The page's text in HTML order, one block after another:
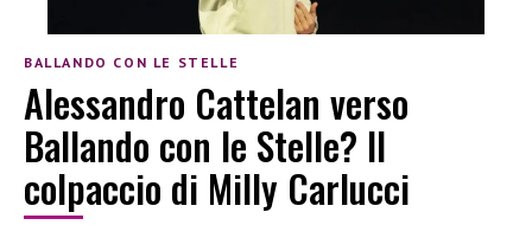
BALLANDO CON LE STELLE
Alessandro Cattelan verso
Ballando con le Stelle? Il
colpaccio di Milly Carlucci